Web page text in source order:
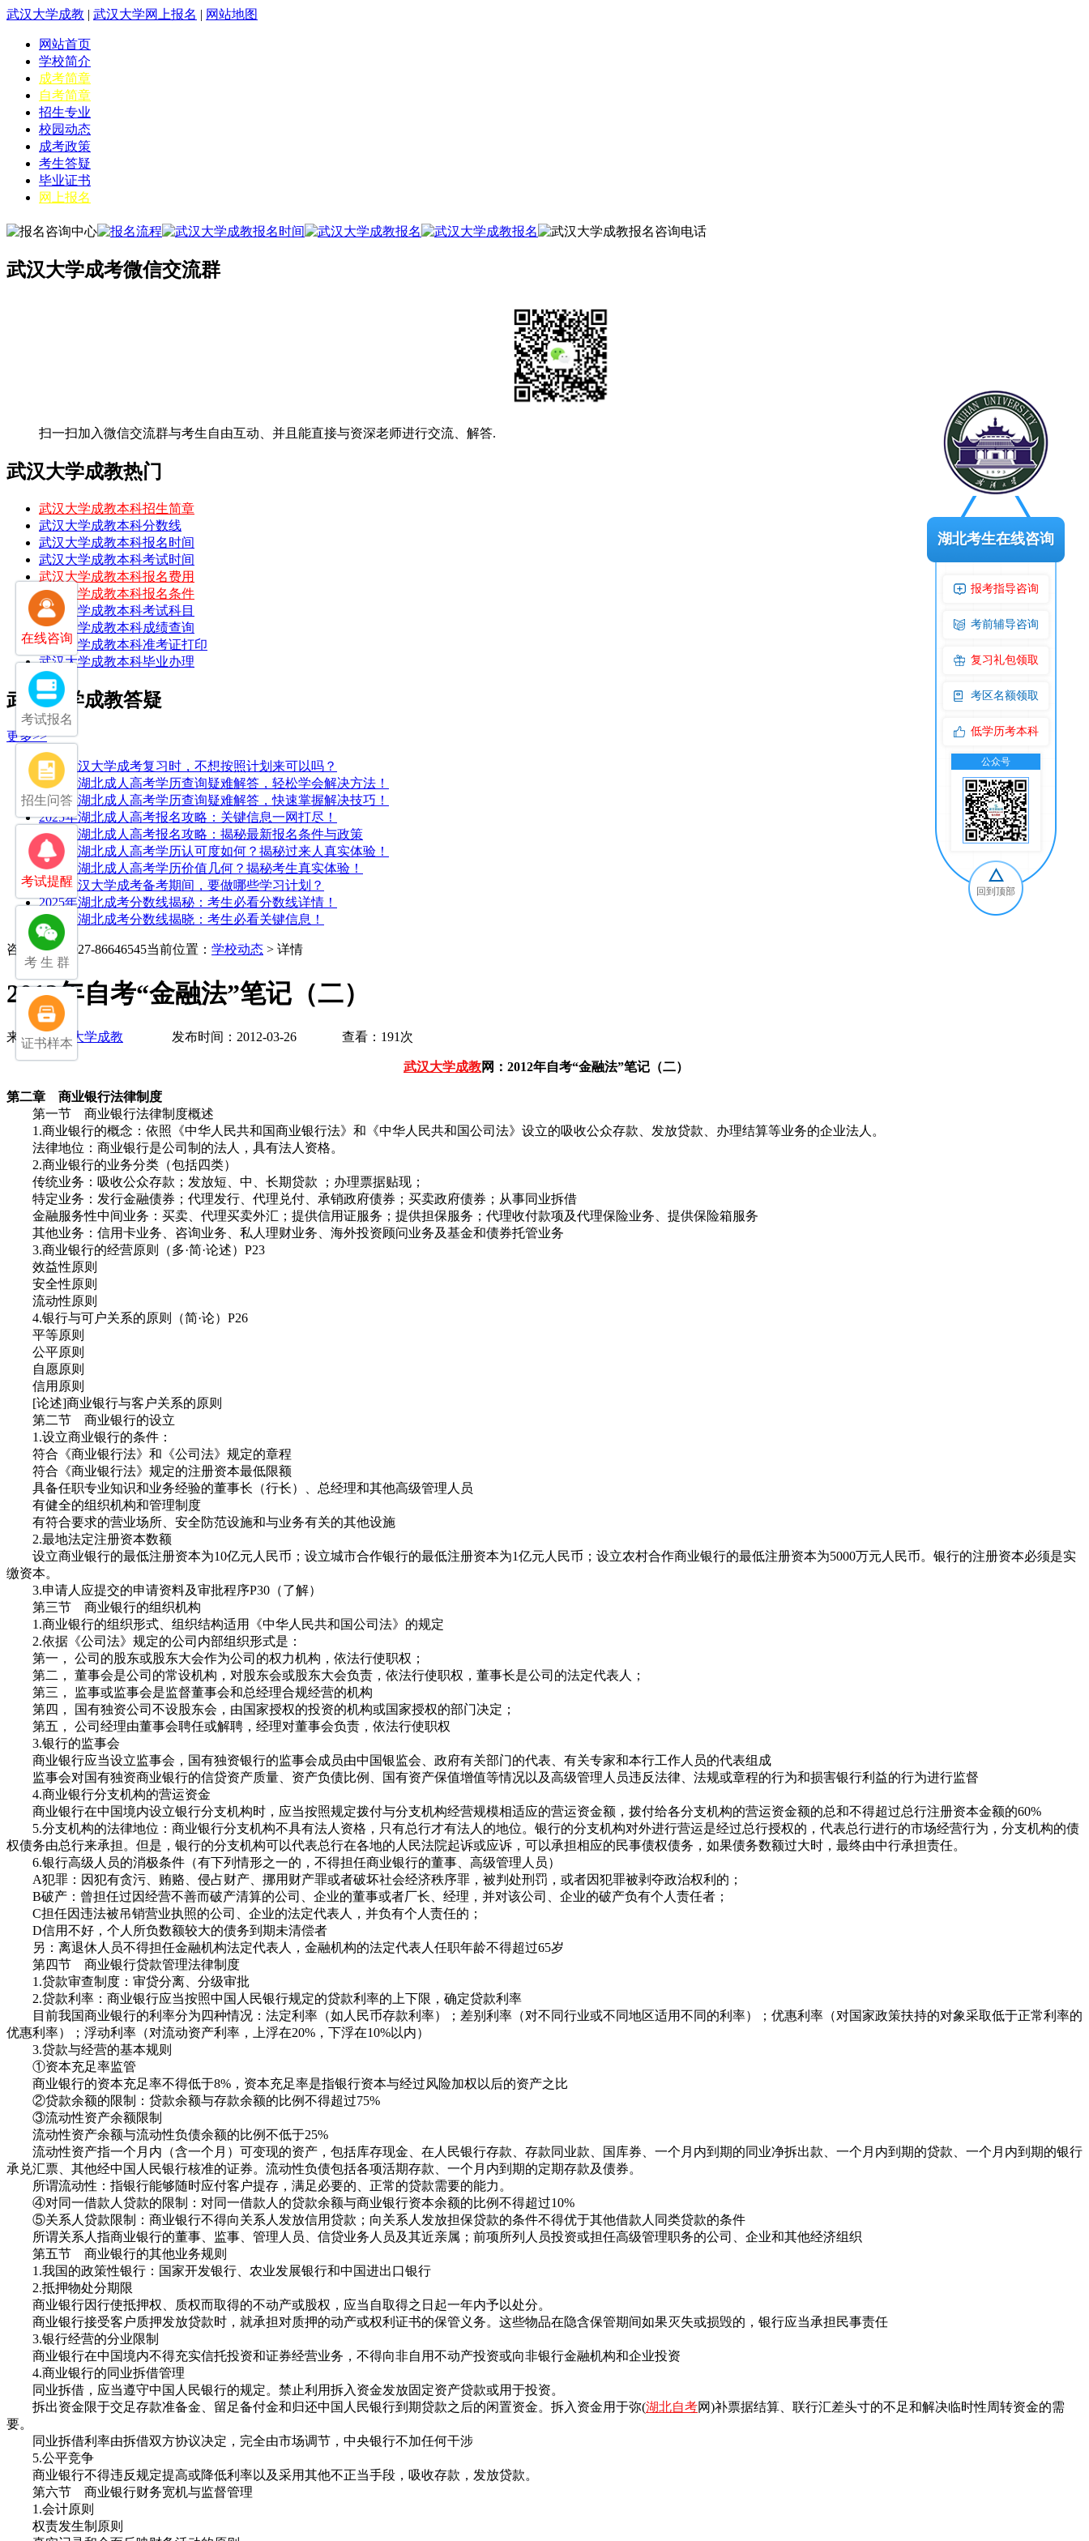
武汉大学成教 | 武汉大学网上报名 | 网站地图
网站首页
学校简介
成考简章
自考简章
招生专业
校园动态
成考政策
考生答疑
毕业证书
网上报名
武汉大学成考微信交流群
扫一扫加入微信交流群与考生自由互动、并且能直接与资深老师进行交流、解答.
武汉大学成教热门
武汉大学成教本科招生简章
武汉大学成教本科分数线
武汉大学成教本科报名时间
武汉大学成教本科考试时间
武汉大学成教本科报名费用
武汉大学成教本科报名条件
武汉大学成教本科考试科目
武汉大学成教本科成绩查询
武汉大学成教本科准考证打印
武汉大学成教本科毕业办理
武汉大学成教答疑
更多>>
25年武汉大学成考复习时，不想按照计划来可以吗？
2025年湖北成人高考学历查询疑难解答，轻松学会解决方法！
2025年湖北成人高考学历查询疑难解答，快速掌握解决技巧！
2025年湖北成人高考报名攻略：关键信息一网打尽！
2025年湖北成人高考报名攻略：揭秘最新报名条件与政策
2025年湖北成人高考学历认可度如何？揭秘过来人真实体验！
2025年湖北成人高考学历价值几何？揭秘考生真实体验！
25年武汉大学成考备考期间，要做哪些学习计划？
2025年湖北成考分数线揭秘：考生必看分数线详情！
2025年湖北成考分数线揭晓：考生必看关键信息！
咨询电话：027-86646545当前位置： 学校动态 > 详情
2012年自考“金融法”笔记（二）
来源：武汉大学成教 发布时间：2012-03-26 查看：191次
武汉大学成教网：2012年自考“金融法”笔记（二）
第二章 商业银行法律制度
第一节 商业银行法律制度概述
1.商业银行的概念：依照《中华人民共和国商业银行法》和《中华人民共和国公司法》设立的吸收公众存款、发放贷款、办理结算等业务的企业法人。
法律地位：商业银行是公司制的法人，具有法人资格。
2.商业银行的业务分类（包括四类）
传统业务：吸收公众存款；发放短、中、长期贷款 ；办理票据贴现；
特定业务：发行金融债券；代理发行、代理兑付、承销政府债券；买卖政府债券；从事同业拆借
金融服务性中间业务：买卖、代理买卖外汇；提供信用证服务；提供担保服务；代理收付款项及代理保险业务、提供保险箱服务
其他业务：信用卡业务、咨询业务、私人理财业务、海外投资顾问业务及基金和债券托管业务
3.商业银行的经营原则（多·简·论述）P23
效益性原则
安全性原则
流动性原则
4.银行与可户关系的原则（简·论）P26
平等原则
公平原则
自愿原则
信用原则
[论述]商业银行与客户关系的原则
第二节 商业银行的设立
1.设立商业银行的条件：
符合《商业银行法》和《公司法》规定的章程
符合《商业银行法》规定的注册资本最低限额
具备任职专业知识和业务经验的董事长（行长）、总经理和其他高级管理人员
有健全的组织机构和管理制度
有符合要求的营业场所、安全防范设施和与业务有关的其他设施
2.最地法定注册资本数额
设立商业银行的最低注册资本为10亿元人民币；设立城市合作银行的最低注册资本为1亿元人民币；设立农村合作商业银行的最低注册资本为5000万元人民币。银行的注册资本必须是实
缴资本。
3.申请人应提交的申请资料及审批程序P30（了解）
第三节 商业银行的组织机构
1.商业银行的组织形式、组织结构适用《中华人民共和国公司法》的规定
2.依据《公司法》规定的公司内部组织形式是：
第一， 公司的股东或股东大会作为公司的权力机构，依法行使职权；
第二， 董事会是公司的常设机构，对股东会或股东大会负责，依法行使职权，董事长是公司的法定代表人；
第三， 监事或监事会是监督董事会和总经理合规经营的机构
第四， 国有独资公司不设股东会，由国家授权的投资的机构或国家授权的部门决定；
第五， 公司经理由董事会聘任或解聘，经理对董事会负责，依法行使职权
3.银行的监事会
商业银行应当设立监事会，国有独资银行的监事会成员由中国银监会、政府有关部门的代表、有关专家和本行工作人员的代表组成
监事会对国有独资商业银行的信贷资产质量、资产负债比例、国有资产保值增值等情况以及高级管理人员违反法律、法规或章程的行为和损害银行利益的行为进行监督
4.商业银行分支机构的营运资金
商业银行在中国境内设立银行分支机构时，应当按照规定拨付与分支机构经营规模相适应的营运资金额，拨付给各分支机构的营运资金额的总和不得超过总行注册资本金额的60%
5.分支机构的法律地位：商业银行分支机构不具有法人资格，只有总行才有法人的地位。银行的分支机构对外进行营运是经过总行授权的，代表总行进行的市场经营行为，分支机构的债
权债务由总行来承担。但是，银行的分支机构可以代表总行在各地的人民法院起诉或应诉，可以承担相应的民事债权债务，如果债务数额过大时，最终由中行承担责任。
6.银行高级人员的消极条件（有下列情形之一的，不得担任商业银行的董事、高级管理人员）
A犯罪：因犯有贪污、贿赂、侵占财产、挪用财产罪或者破坏社会经济秩序罪，被判处刑罚，或者因犯罪被剥夺政治权利的；
B破产：曾担任过因经营不善而破产清算的公司、企业的董事或者厂长、经理，并对该公司、企业的破产负有个人责任者；
C担任因违法被吊销营业执照的公司、企业的法定代表人，并负有个人责任的；
D信用不好，个人所负数额较大的债务到期未清偿者
另：离退休人员不得担任金融机构法定代表人，金融机构的法定代表人任职年龄不得超过65岁
第四节 商业银行贷款管理法律制度
1.贷款审查制度：审贷分离、分级审批
2.贷款利率：商业银行应当按照中国人民银行规定的贷款利率的上下限，确定贷款利率
目前我国商业银行的利率分为四种情况：法定利率（如人民币存款利率）；差别利率（对不同行业或不同地区适用不同的利率）；优惠利率（对国家政策扶持的对象采取低于正常利率的
优惠利率）；浮动利率（对流动资产利率，上浮在20%，下浮在10%以内）
3.贷款与经营的基本规则
①资本充足率监管
商业银行的资本充足率不得低于8%，资本充足率是指银行资本与经过风险加权以后的资产之比
②贷款余额的限制：贷款余额与存款余额的比例不得超过75%
③流动性资产余额限制
流动性资产余额与流动性负债余额的比例不低于25%
流动性资产指一个月内（含一个月）可变现的资产，包括库存现金、在人民银行存款、存款同业款、国库券、一个月内到期的同业净拆出款、一个月内到期的贷款、一个月内到期的银行
承兑汇票、其他经中国人民银行核准的证券。流动性负债包括各项活期存款、一个月内到期的定期存款及债券。
所谓流动性：指银行能够随时应付客户提存，满足必要的、正常的贷款需要的能力。
④对同一借款人贷款的限制：对同一借款人的贷款余额与商业银行资本余额的比例不得超过10%
⑤关系人贷款限制：商业银行不得向关系人发放信用贷款；向关系人发放担保贷款的条件不得优于其他借款人同类贷款的条件
所谓关系人指商业银行的董事、监事、管理人员、信贷业务人员及其近亲属；前项所列人员投资或担任高级管理职务的公司、企业和其他经济组织
第五节 商业银行的其他业务规则
1.我国的政策性银行：国家开发银行、农业发展银行和中国进出口银行
2.抵押物处分期限
商业银行因行使抵押权、质权而取得的不动产或股权，应当自取得之日起一年内予以处分。
商业银行接受客户质押发放贷款时，就承担对质押的动产或权利证书的保管义务。这些物品在隐含保管期间如果灭失或损毁的，银行应当承担民事责任
3.银行经营的分业限制
商业银行在中国境内不得充实信托投资和证券经营业务，不得向非自用不动产投资或向非银行金融机构和企业投资
4.商业银行的同业拆借管理
同业拆借，应当遵守中国人民银行的规定。禁止利用拆入资金发放固定资产贷款或用于投资。
拆出资金限于交足存款准备金、留足备付金和归还中国人民银行到期贷款之后的闲置资金。拆入资金用于弥(湖北自考网)补票据结算、联行汇差头寸的不足和解决临时性周转资金的需
要。
同业拆借利率由拆借双方协议决定，完全由市场调节，中央银行不加任何干涉
5.公平竞争
商业银行不得违反规定提高或降低利率以及采用其他不正当手段，吸收存款，发放贷款。
第六节 商业银行财务宽机与监督管理
1.会计原则
权责发生制原则
在线咨询
考试报名
招生问答
考试提醒
考 生 群
证书样本
湖北考生在线咨询
报考指导咨询
考前辅导咨询
复习礼包领取
考区名额领取
低学历考本科
公众号
回到顶部